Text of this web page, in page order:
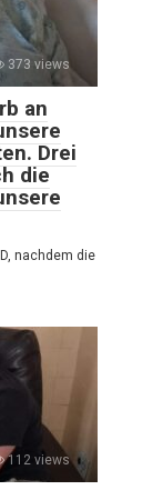
373 views
an
Drei
die
nachdem die
112 views